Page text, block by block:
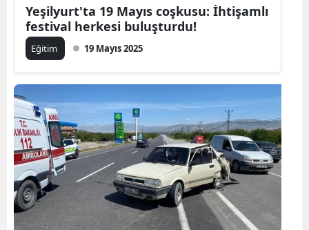
Yeşilyurt'ta 19 Mayıs coşkusu: İhtişamlı
festival herkesi buluşturdu!
Eğitim 19 Mayıs 2025